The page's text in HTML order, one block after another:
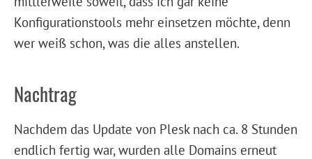
Konfigurationstools mehr einsetzen möchte, denn
wer weiß schon, was die alles anstellen.
Nachtrag
Nachdem das Update von Plesk nach ca. 8 Stunden
endlich fertig war, wurden alle Domains erneut